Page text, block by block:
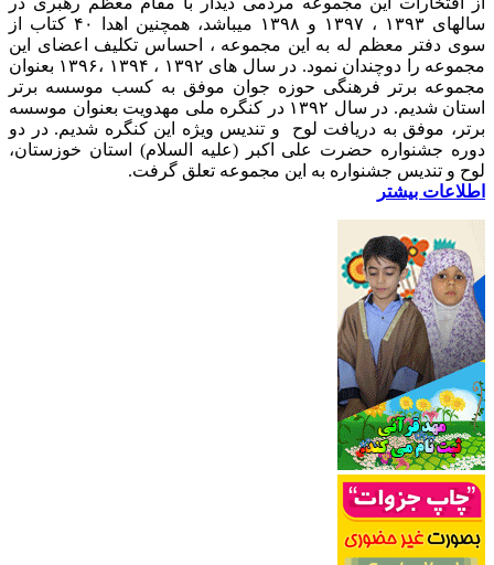
سالهای ۱۳۹۳ ، ۱۳۹۷ و ۱۳۹۸ میباشد، همچنین اهدا ۴۰ کتاب از
سوی دفتر معظم له به این مجموعه ، احساس تکلیف اعضای این
مجموعه را دوچندان نمود. در سال های ۱۳۹۲ ، ۱۳۹۴ ،۱۳۹۶ بعنوان
مجموعه برتر فرهنگی حوزه جوان موفق به کسب موسسه برتر
استان شدیم. در سال ۱۳۹۲ در کنگره ملی مهدویت بعنوان موسسه
برتر، موفق به دریافت لوح و تندیس ویژه این کنگره شدیم. در دو
دوره جشنواره حضرت علی اکبر (علیه السلام) استان خوزستان،
لوح و تندیس جشنواره به این مجموعه تعلق گرفت.
اطلاعات بیشتر